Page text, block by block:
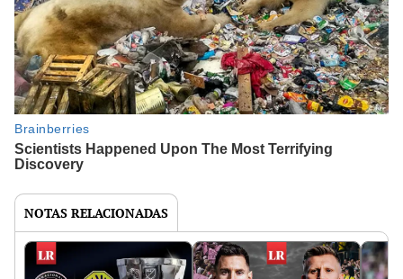
NOTAS RELACIONADAS